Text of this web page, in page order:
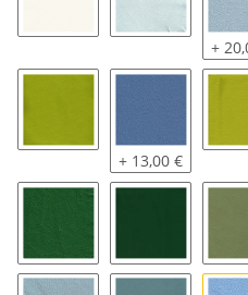
3000 - +
2050 - kiwi3550 - azur
+ 13,00 €
2250 - grasgrün2300 -